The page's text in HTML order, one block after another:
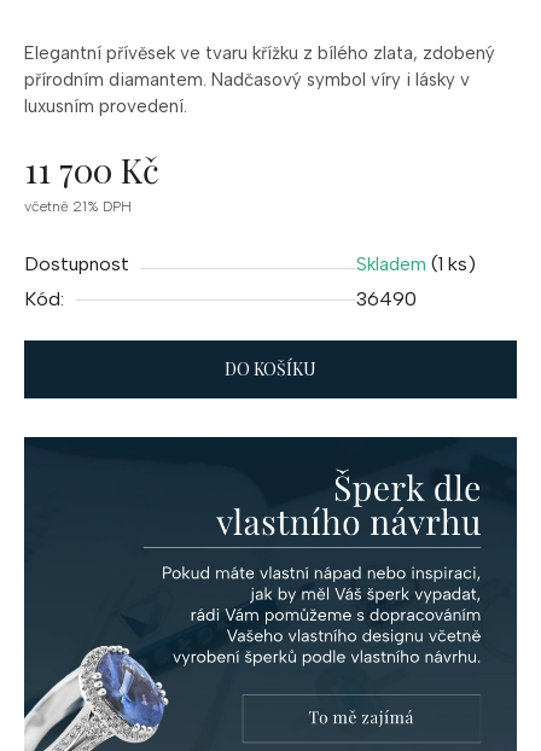
Elegantní přívěsek ve tvaru křížku z bílého zlata, zdobený
přírodním diamantem. Nadčasový symbol víry i lásky v
luxusním provedení.
11 700 Kč
Měrná
včetně 21% DPH
Dostupnost Skladem (1 ks)
Kód:
36490
DO KOŠÍKU